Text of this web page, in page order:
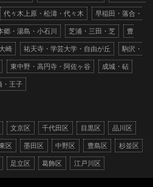
代々木上原・松濤・代々木 早稲田・落合・
郷・湯島・小石川 芝浦・三田・芝 豊
崎 祐天寺・学芸大学・自由が丘 駒沢・
東中野・高円寺・阿佐ヶ谷 成城・砧
・王子
文京区 千代田区 目黒区 品川区
区 墨田区 中野区 豊島区 杉並区
足立区 葛飾区 江戸川区